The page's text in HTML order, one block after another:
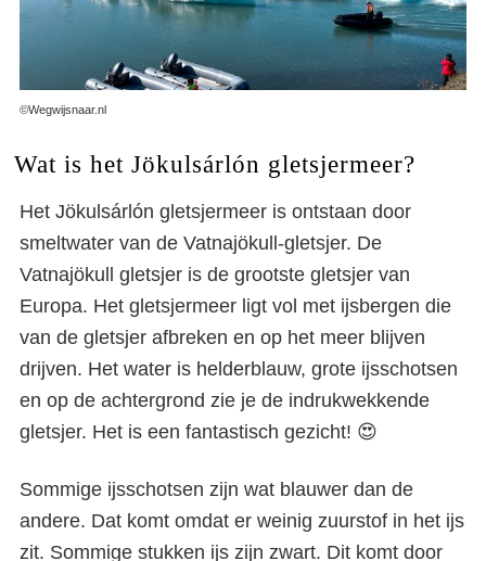
©Wegwijsnaar.nl
Wat is het Jökulsárlón gletsjermeer?
Het Jökulsárlón gletsjermeer is ontstaan door
smeltwater van de Vatnajökull-gletsjer. De
Vatnajökull gletsjer is de grootste gletsjer van
Europa. Het gletsjermeer ligt vol met ijsbergen die
van de gletsjer afbreken en op het meer blijven
drijven. Het water is helderblauw, grote ijsschotsen
en op de achtergrond zie je de indrukwekkende
gletsjer. Het is een fantastisch gezicht! 😍
Sommige ijsschotsen zijn wat blauwer dan de
andere. Dat komt omdat er weinig zuurstof in het ijs
zit. Sommige stukken ijs zijn zwart. Dit komt door